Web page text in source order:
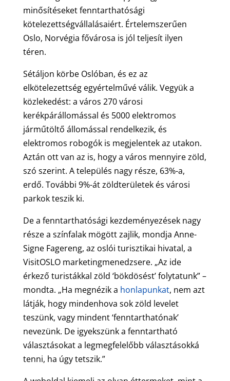
minősítéseket fenntarthatósági
kötelezettségvállalásaiért. Értelemszerűen
Oslo, Norvégia fővárosa is jól teljesít ilyen
téren.
Sétáljon körbe Oslóban, és ez az
elkötelezettség egyértelművé válik. Vegyük a
közlekedést: a város 270 városi
kerékpárállomással és 5000 elektromos
járműtöltő állomással rendelkezik, és
elektromos robogók is megjelentek az utakon.
Aztán ott van az is, hogy a város mennyire zöld,
szó szerint. A település nagy része, 63%-a,
erdő. További 9%-át zöldterületek és városi
parkok teszik ki.
De a fenntarthatósági kezdeményezések nagy
része a színfalak mögött zajlik, mondja Anne-
Signe Fagereng, az oslói turisztikai hivatal, a
VisitOSLO marketingmenedzsere. „Az ide
érkező turistákkal zöld ‘bökdösést’ folytatunk” –
mondta. „Ha megnézik a honlapunkat, nem azt
látják, hogy mindenhova sok zöld levelet
teszünk, vagy mindent ‘fenntarthatónak’
nevezünk. De igyekszünk a fenntartható
választásokat a legmegfelelőbb választásokká
tenni, ha úgy tetszik.”